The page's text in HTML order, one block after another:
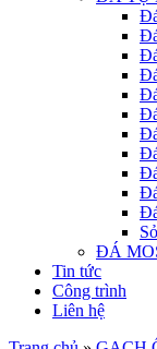
ĐÁ
Tin tức
Công trình
Liên hệ